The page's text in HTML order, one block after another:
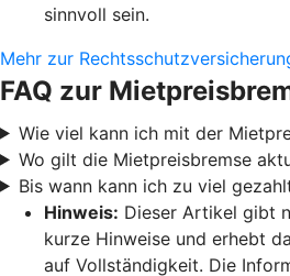
sinnvoll sein.
Mehr zur
FAQ zur
Wie viel kann ich mit der
Wo gilt die Mietpreisbremse
Bis wann kann ich zu viel
Hinweis: Dieser Artikel gibt
kurze Hinweise und erhebt
auf Vollständigkeit. Die